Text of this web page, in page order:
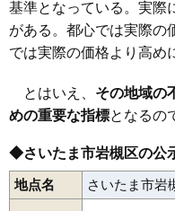
基準となっている。実際
がある。都心では実際の
では実際の価格より高め
とはいえ、 その地域の
めの重要な指標となるの
◆さいたま市岩槻区の公
地点名 さいたま市岩